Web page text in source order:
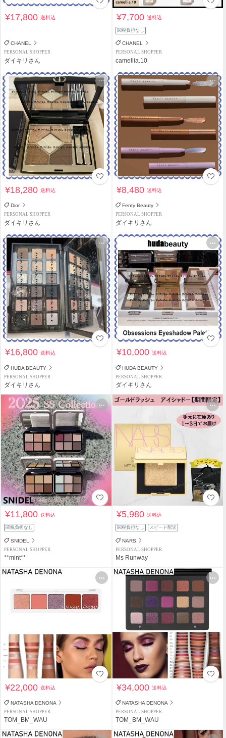
¥17,800送料込
CHANEL
PERSONAL SHOPPER
ダイキリさん
¥7,700送料込
関税負担なし
CHANEL
PERSONAL SHOPPER
camellia.10
¥18,280送料込
Dior
PERSONAL SHOPPER
ダイキリさん
¥8,480送料込
Fenty Beauty
PERSONAL SHOPPER
ダイキリさん
¥16,800送料込
HUDA BEAUTY
PERSONAL SHOPPER
ダイキリさん
¥10,000送料込
HUDA BEAUTY
PERSONAL SHOPPER
ダイキリさん
¥11,800送料込
関税負担なし
SNIDEL
PERSONAL SHOPPER
**mint**
¥5,980送料込
関税負担なし スピード配送
NARS
PERSONAL SHOPPER
Ms Runway
¥22,000送料込
NATASHA DENONA
PERSONAL SHOPPER
TOM_BM_WAU
¥34,000送料込
NATASHA DENONA
PERSONAL SHOPPER
TOM_BM_WAU